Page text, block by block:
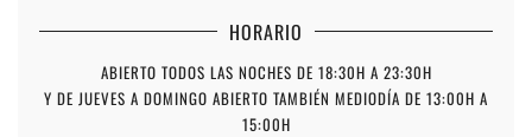
HORARIO
ABIERTO TODOS LAS NOCHES DE 18:30H A 23:30H
Y DE JUEVES A DOMINGO ABIERTO TAMBIÉN MEDIODÍA DE 13:00H A
15:00H